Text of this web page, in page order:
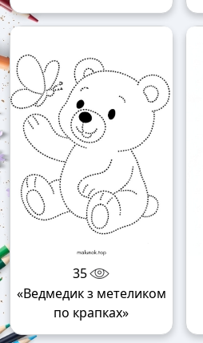
35
«Ведмедик з метеликом
по крапках»